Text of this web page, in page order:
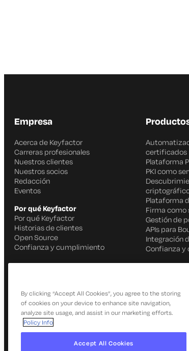
Empresa
Acerca de Keyfactor
Carreras profesionales
Nuestros clientes
Nuestros socios
Redacción
Eventos
Por qué Keyfactor
Por qué Keyfactor
Historias de clientes
Open Source
Confianza y cumplimiento
certificados
Plataforma
PKI como
Plataforma
Firma como
Gestión de
APIs para
Integración
Confianza
Firma de
IoT
certificados
Gestión de
By clicking “Accept All Cookies”, you agree to the storing
of cookies on your device to enhance site navigation,
analyze site usage, and assist in our marketing efforts.
Policy Info
Accept All Cookies